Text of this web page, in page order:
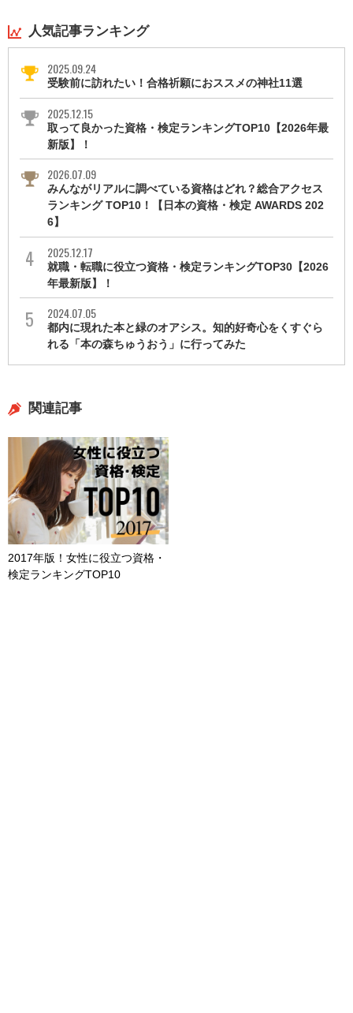
人気記事ランキング
2025.09.24
受験前に訪れたい！合格祈願におススメの神社11選
2025.12.15
取って良かった資格・検定ランキングTOP10【2026年最
新版】！
2026.07.09
みんながリアルに調べている資格はどれ？総合アクセス
ランキング TOP10！【日本の資格・検定 AWARDS 202
6】
2025.12.17
就職・転職に役立つ資格・検定ランキングTOP30【2026
年最新版】！
2024.07.05
都内に現れた本と緑のオアシス。知的好奇心をくすぐら
れる「本の森ちゅうおう」に行ってみた
関連記事
2017年版！女性に役立つ資格・
検定ランキングTOP10